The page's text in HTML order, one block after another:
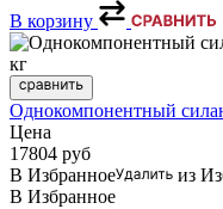
В корзину
Однокомпонентный
Цена
17804 руб
В Избранное
из
В Избранное